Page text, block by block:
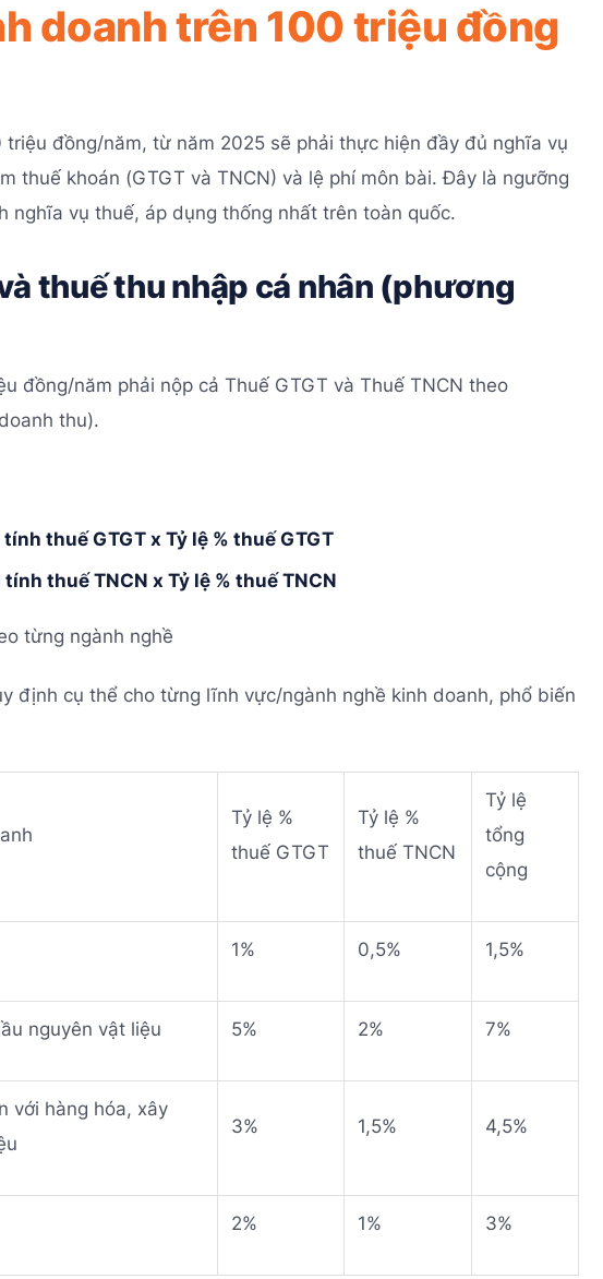
doanh trên 100 triệu đồng
đồng/năm, từ năm 2025 sẽ phải thực hiện đầy đủ nghĩa vụ
thuế khoán (GTGT và TNCN) và lệ phí môn bài. Đây là ngưỡng
nghĩa vụ thuế, áp dụng thống nhất trên toàn quốc.
thuế thu nhập cá nhân (phương
đồng/năm phải nộp cả Thuế GTGT và Thuế TNCN theo
thu).
thuế GTGT x Tỷ lệ % thuế GTGT
thuế TNCN x Tỷ lệ % thuế TNCN
từng ngành nghề
định cụ thể cho từng lĩnh vực/ngành nghề kinh doanh, phổ biến
Tỷ lệ %
thuế GTGT
Tỷ lệ %
thuế TNCN
Tỷ lệ
tổng
cộng
1% 0,5% 1,5%
nguyên vật liệu 5% 2% 7%
với hàng hóa, xây
3% 1,5% 4,5%
2% 1% 3%